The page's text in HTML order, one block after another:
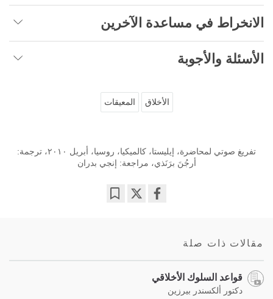
الانخراط في مساعدة الآخرين
الأسئلة والأجوبة
الأخلاق المعيقات
تفريغ صوتي لمحاضرة، إيليستا، كالميكيا، روسيا، أبريل ٢٠١٠، ترجمة:
أرجُنَ برَنَذي، مراجعة: إنجي بدران
مقالات ذات صلة
قواعد السلوك الأخلاقي
دكتور ألكسندر بيرزين